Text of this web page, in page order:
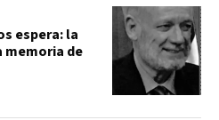
espera: la
memoria de